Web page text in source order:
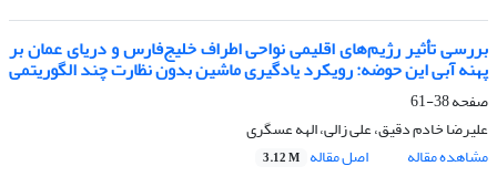
بررسی تأثیر رژیم‌های اقلیمی نواحی اطراف خلیج‌فارس و دریای عمان بر
پهنه آبی این حوضه: رویکرد یادگیری ماشین بدون نظارت چند الگوریتمی
صفحه38-61
علیرضا خادم دقیق، علی زالی، الهه عسگری
مشاهده مقاله
اصل مقاله 3.12 M